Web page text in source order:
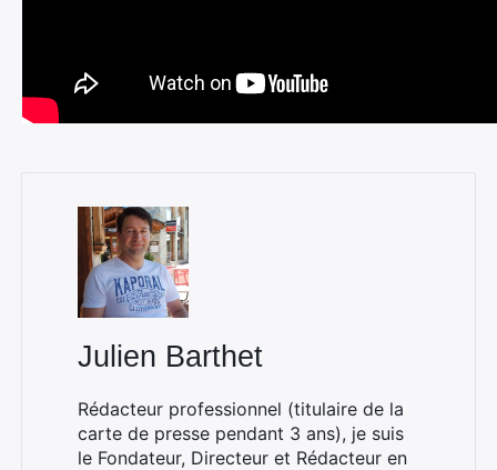
Julien Barthet
Rédacteur professionnel (titulaire de la
carte de presse pendant 3 ans), je suis
le Fondateur, Directeur et Rédacteur en